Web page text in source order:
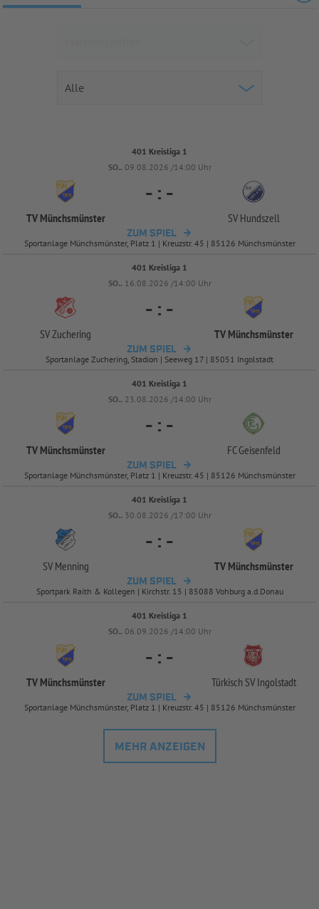
401 Kreisliga 1
SO.. 09.08.2026 /14:00 Uhr
TV Münchsmünster
- : -
SV Hundszell
ZUM SPIEL
Sportanlage Münchsmünster, Platz 1 | Kreuzstr. 45 | 85126 Münchsmünster
401 Kreisliga 1
SO.. 16.08.2026 /14:00 Uhr
SV Zuchering
- : -
TV Münchsmünster
ZUM SPIEL
Sportanlage Zuchering, Stadion | Seeweg 17 | 85051 Ingolstadt
401 Kreisliga 1
SO.. 23.08.2026 /14:00 Uhr
TV Münchsmünster
- : -
FC Geisenfeld
ZUM SPIEL
Sportanlage Münchsmünster, Platz 1 | Kreuzstr. 45 | 85126 Münchsmünster
401 Kreisliga 1
SO.. 30.08.2026 /17:00 Uhr
SV Menning
- : -
TV Münchsmünster
ZUM SPIEL
Sportpark Raith & Kollegen | Kirchstr. 15 | 85088 Vohburg a.d.Donau
401 Kreisliga 1
SO.. 06.09.2026 /14:00 Uhr
TV Münchsmünster
- : -
Türkisch SV Ingolstadt
ZUM SPIEL
Sportanlage Münchsmünster, Platz 1 | Kreuzstr. 45 | 85126 Münchsmünster
MEHR ANZEIGEN